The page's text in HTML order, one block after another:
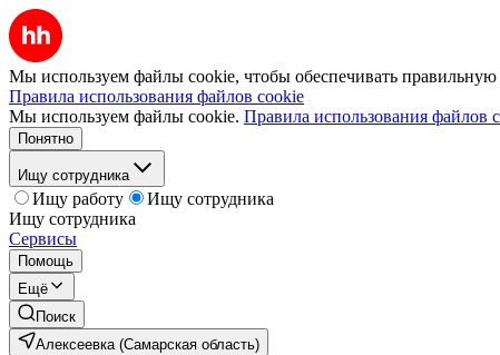
Мы используем файлы cookie, чтобы обеспечивать правильную
Правила использования файлов cookie
Мы используем файлы cookie. Правила использования файлов
Понятно
Ищу сотрудника
Ищу работу
Ищу сотрудника
Ищу сотрудника
Сервисы
Помощь
Ещё
Поиск
Алексеевка (Самарская область)